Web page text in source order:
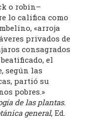
o robin–
lo califica como
«arroja
privados de
consagrados
el
según las
partió su
pobres.»
de las plantas.
general, Ed.